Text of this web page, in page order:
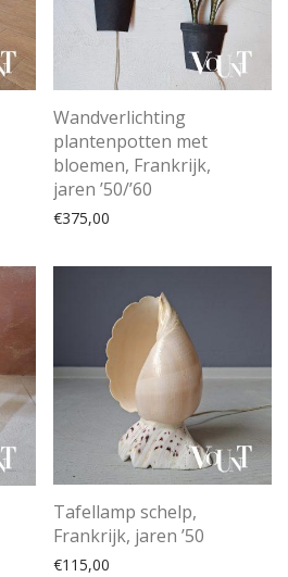
Wandverlichting
plantenpotten met
bloemen, Frankrijk,
jaren ’50/’60
€375,00
Tafellamp schelp,
Frankrijk, jaren ’50
€115,00